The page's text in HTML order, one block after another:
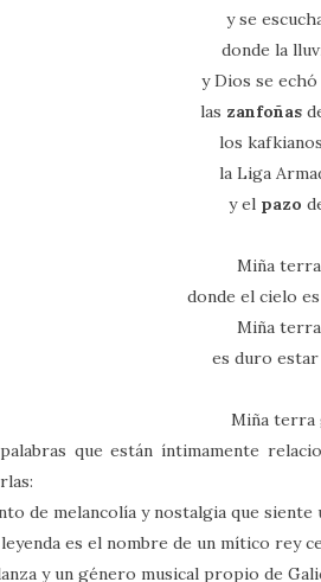
y se
donde la
y Dios se echó
las zanfoñas
los
la Liga
y el pazo
Miña
donde el cielo
Miña
es duro
Miña terra
que están íntimamente
de melancolía y nostalgia que
es el nombre de un mítico rey
y un género musical propio de